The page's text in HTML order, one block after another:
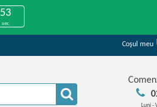
53
sec
Coşul meu
Luni -